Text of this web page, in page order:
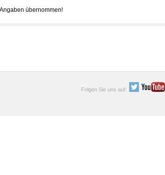
übernommen!
Folgen Sie uns auf: